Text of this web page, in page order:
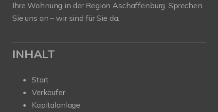
Ihre Wohnung in der Region Aschaffenburg. Sprechen
Sie uns an – wir sind für Sie da.
INHALT
Start
Verkäufer
Kapitalanlage